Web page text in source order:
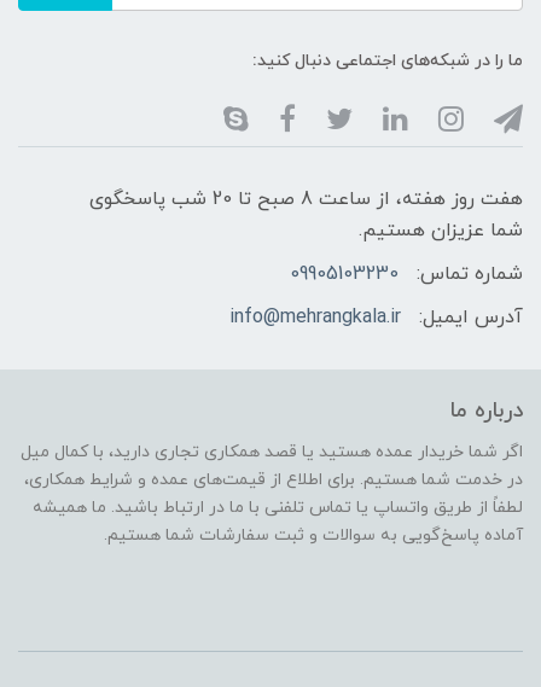
ما را در شبکه‌های اجتماعی دنبال کنید:
هفت روز هفته، از ساعت 8 صبح تا 20 شب پاسخگوی
شما عزیزان هستیم.
شماره تماس:
09905103230
آدرس ایمیل:
info@mehrangkala.ir
درباره ما
اگر شما خریدار عمده هستید یا قصد همکاری تجاری دارید، با کمال میل
در خدمت شما هستیم. برای اطلاع از قیمت‌های عمده و شرایط همکاری،
لطفاً از طریق واتساپ یا تماس تلفنی با ما در ارتباط باشید. ما همیشه
آماده پاسخ‌گویی به سوالات و ثبت سفارشات شما هستیم.